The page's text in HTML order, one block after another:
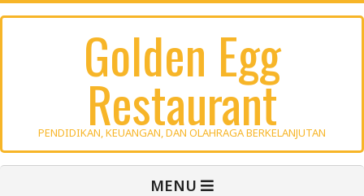
Skip
Golden Egg
Restaurant
PENDIDIKAN, KEUANGAN, DAN OLAHRAGA BERKELANJUTAN
MENU